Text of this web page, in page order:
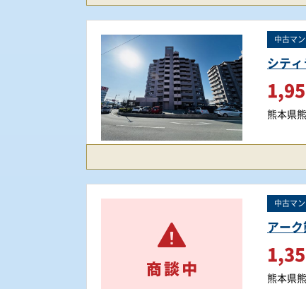
中古マ
シテ
熊本県
中古マ
アーク
熊本県